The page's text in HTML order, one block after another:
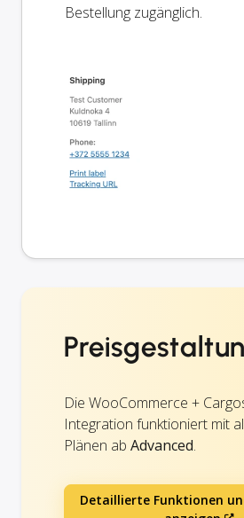
Bestellung zugänglich.
Die WooCommerce +
Integration funktioniert mit
Plänen ab Advanced.
Detaillierte Funktionen